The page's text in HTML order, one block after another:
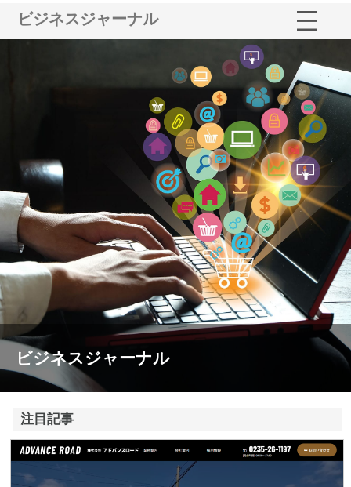
ビジネスジャーナル
ビジネスジャーナル
注目記事